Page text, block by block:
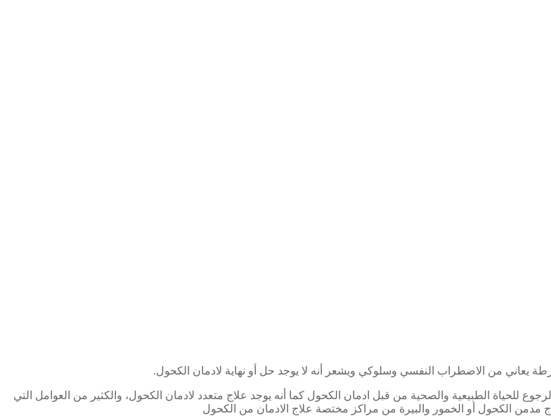
يعاني من الاضطراب النفسي وسلوكي ويشعر أنه لا يوجد حل أو نهاية لادمان الكحول.
للحياة الطبيعية والصحية من قبل ادمان الكحول كما أنه يوجد علاج متعدد لادمان الكحول، والكثير من العوامل التي
الكحول أو الخمور والبيرة من مراكز مختصة علاج الادمان من الكحول